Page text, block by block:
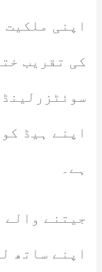
اپنی
کی تقریب
اپنے ہیڈ
ہے۔
جیتنے والے
اپنے ساتھ